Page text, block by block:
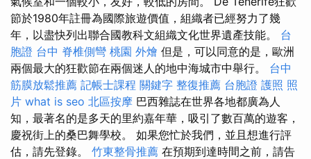
節於1980年註冊為國際旅遊價值，組織者已經努力了幾
年，以盡快列出聯合國教科文組織文化世界遺產技能。 台
胞證 台中 脊椎側彎 桃園 外燴 但是，可以同意的是，歐洲
兩個最大的狂歡節在兩個迷人的地中海城市中舉行。 台中
筋膜放鬆推薦 記帳士課程 關鍵字 整復推薦 台胞證 護照 照
片 what is seo 北區按摩 巴西雜誌在世界各地都廣為人
知，最著名的是多天的里約嘉年華，吸引了數百萬的遊客，
慶祝街上的桑巴舞學校。 如果您忙於我們，並且想進行評
估，請先登錄。 竹東整骨推薦 在預期到達時間之前，請告